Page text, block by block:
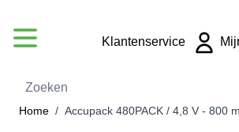
Zoeken
Klantenservice
Home / Accupack 480PACK / 4,8 V - 800